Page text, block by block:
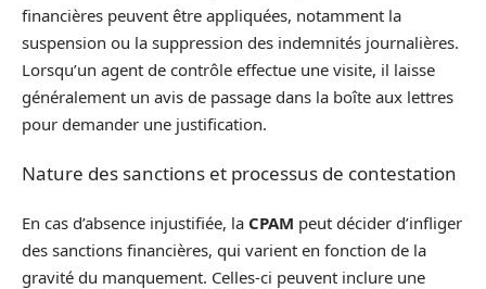
financières peuvent être appliquées, notamment la
suspension ou la suppression des indemnités journalières.
Lorsqu’un agent de contrôle effectue une visite, il laisse
généralement un avis de passage dans la boîte aux lettres
pour demander une justification.
Nature des sanctions et processus de contestation
En cas d’absence injustifiée, la CPAM peut décider d’infliger
des sanctions financières, qui varient en fonction de la
gravité du manquement. Celles-ci peuvent inclure une